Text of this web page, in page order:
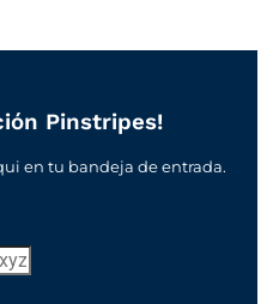
Pinstripes!
en tu bandeja de entrada.